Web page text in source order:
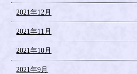
2021年12月
2021年11月
2021年10月
2021年9月